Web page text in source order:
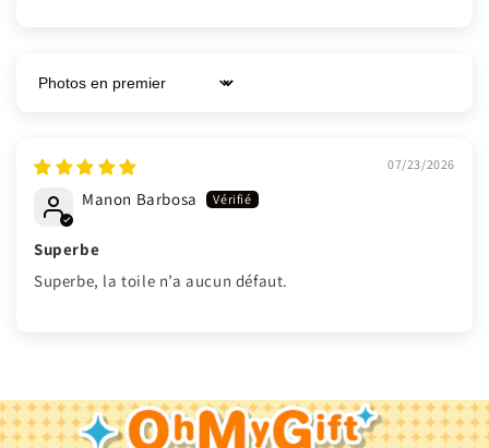
Sort by
07/23/2026
Manon Barbosa
Superbe
Superbe, la toile n’a aucun défaut.